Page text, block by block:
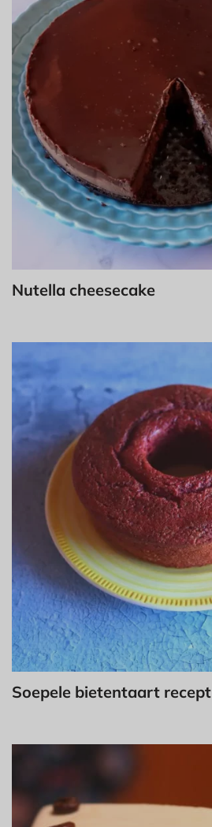
Nutella cheesecake
Soepele bietentaart recept